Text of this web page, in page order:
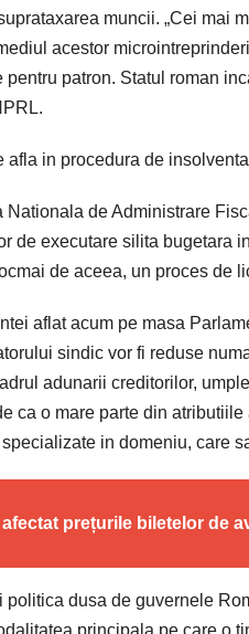
muncii. „Cei mai
acestor
patron. Statul roman
afla in procedura de
Nationala de Administrare
de executare silita bugetara
de aceea, un proces de
aflat acum pe masa
sindic vor fi reduse
adunarii creditorilor,
ca o mare parte din
in domeniu, care
prețurile biletelor de
dusa de guvernele
principala pe care o